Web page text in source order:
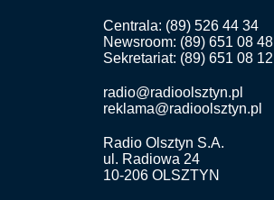
Centrala: (89) 526 44 34
Newsroom: (89) 651 08 48
Sekretariat: (89) 651 08 12
radio@radioolsztyn.pl
reklama@radioolsztyn.pl
Radio Olsztyn S.A.
ul. Radiowa 24
10-206 OLSZTYN